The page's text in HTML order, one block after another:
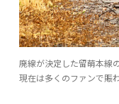
廃線が決定した留萌本線
現在は多くのファンで賑